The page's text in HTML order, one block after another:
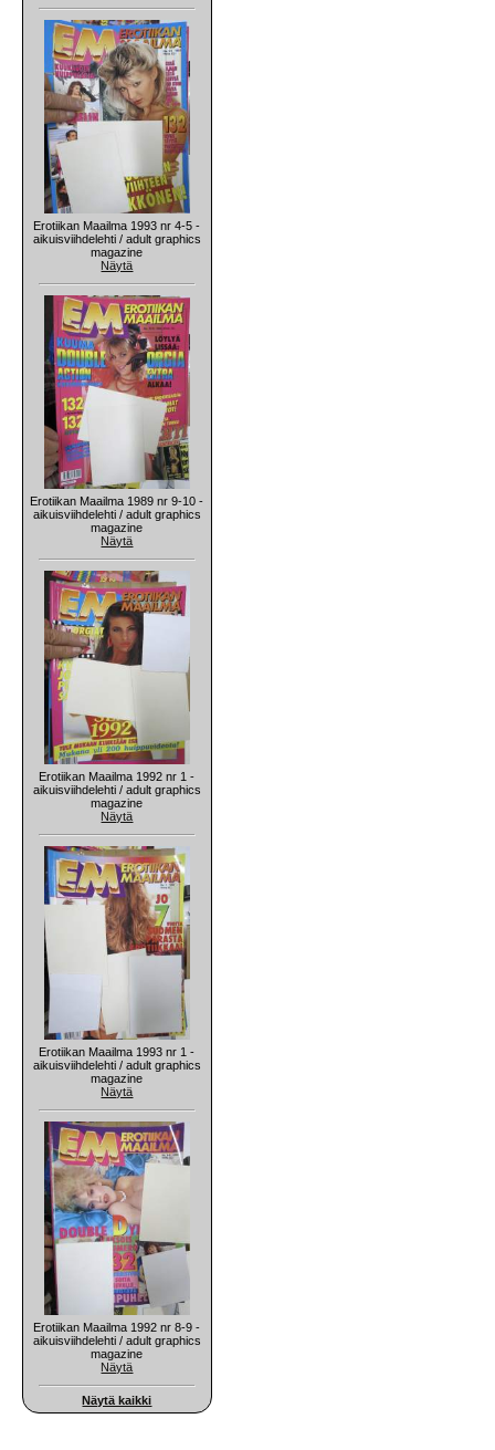
Erotiikan Maailma 1993 nr 4-5 -
aikuisviihdelehti / adult graphics
magazine
Näytä
Erotiikan Maailma 1989 nr 9-10 -
aikuisviihdelehti / adult graphics
magazine
Näytä
Erotiikan Maailma 1992 nr 1 -
aikuisviihdelehti / adult graphics
magazine
Näytä
Erotiikan Maailma 1993 nr 1 -
aikuisviihdelehti / adult graphics
magazine
Näytä
Erotiikan Maailma 1992 nr 8-9 -
aikuisviihdelehti / adult graphics
magazine
Näytä
Näytä kaikki